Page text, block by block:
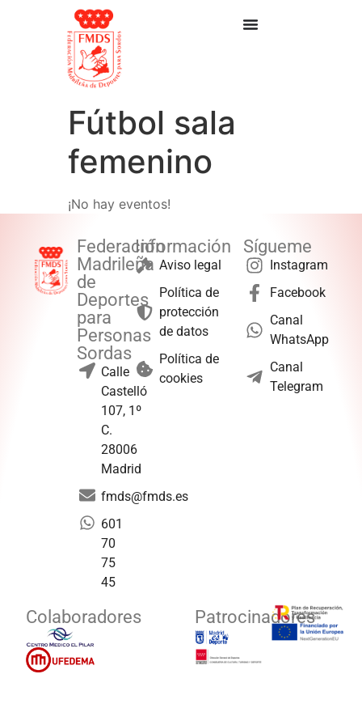
Fútbol sala
femenino
¡No hay eventos!
Federación
Madrileña
de
Deportes
para
Personas
Sordas
Calle
Castelló
107, 1º
C.
28006
Madrid
fmds@fmds.es
601
70
75
45
Información
Aviso legal
Política de
protección
de datos
Política de
cookies
Sígueme
Instagram
Facebook
Canal
WhatsApp
Canal
Telegram
Colaboradores Patrocinadores